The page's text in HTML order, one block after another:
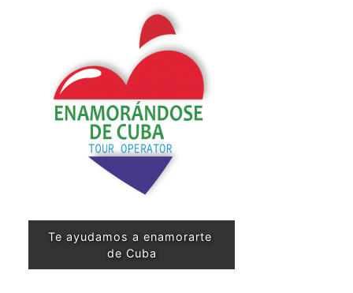
Te ayudamos a enamorarte
de Cuba